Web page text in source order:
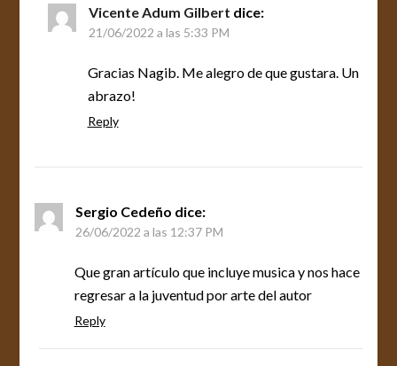
Vicente Adum Gilbert dice:
21/06/2022 a las 5:33 PM
Gracias Nagib. Me alegro de que gustara. Un
abrazo!
Reply
Sergio Cedeño dice:
26/06/2022 a las 12:37 PM
Que gran artículo que incluye musica y nos hace
regresar a la juventud por arte del autor
Reply